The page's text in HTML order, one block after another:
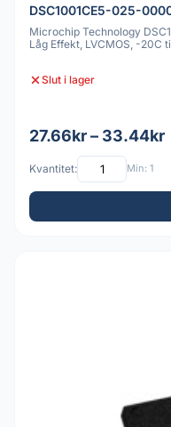
DSC1001CE5-025-
Microchip Technology
Låg Effekt, LVCMOS, -20C
Slut i lager
27.66kr – 33.44kr
Kvantitet: Min: 1